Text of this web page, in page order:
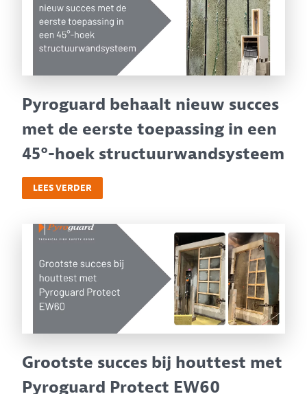
Pyroguard behaalt nieuw succes
met de eerste toepassing in een
45°-hoek structuurwandsysteem
LEES VERDER
Grootste succes bij houttest met
Pyroguard Protect EW60